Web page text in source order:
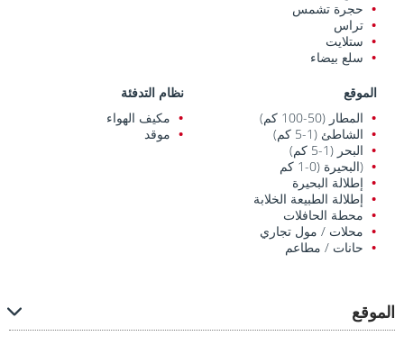
حجرة تشمس
تراس
ستلايت
سلع بيضاء
الموقع
المطار (50-100 كم)
الشاطئ (1-5 كم)
البحر (1-5 كم)
(البحيرة (0-1 كم
إطلالة البحيرة
إطلالة الطبيعة الخلابة
محطة الحافلات
محلات / مول تجاري
حانات / مطاعم
نظام التدفئة
مكيف الهواء
موقد
الموقع